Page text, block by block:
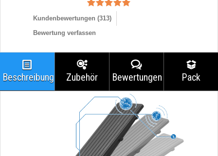
Kundenbewertungen (313)
Bewertung verfassen
Beschreibung Zubehör Bewertungen Pack